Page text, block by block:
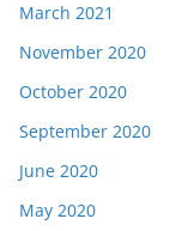
March 2021
November 2020
October 2020
September 2020
June 2020
May 2020